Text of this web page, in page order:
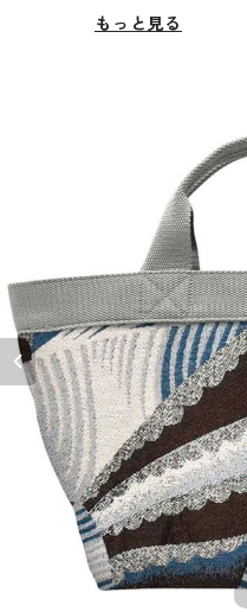
もっと見る